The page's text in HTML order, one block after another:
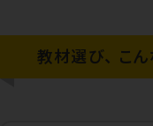
教材選び、 こ